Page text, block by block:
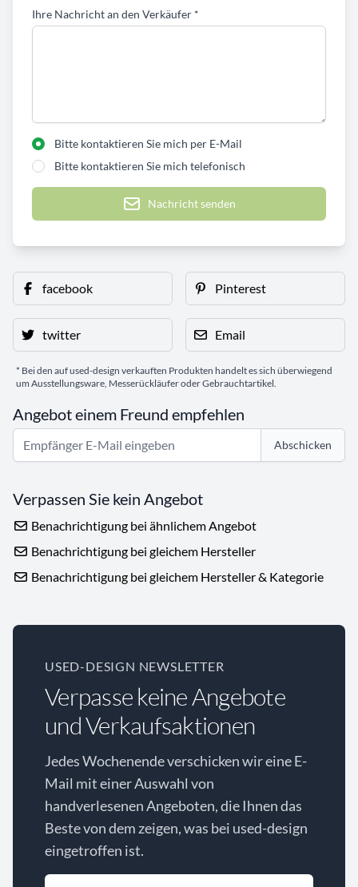
Ihre Nachricht an den Verkäufer *
Bitte kontaktieren Sie mich per E-Mail
Bitte kontaktieren Sie mich telefonisch
Nachricht senden
facebook Pinterest
twitter Email
* Bei den auf used-design verkauften Produkten handelt es sich überwiegend
um Ausstellungsware, Messerückläufer oder Gebrauchtartikel.
Angebot einem Freund empfehlen
Abschicken
Verpassen Sie kein Angebot
Benachrichtigung bei ähnlichem Angebot
Benachrichtigung bei gleichem Hersteller
Benachrichtigung bei gleichem Hersteller & Kategorie
USED-DESIGN NEWSLETTER
Verpasse keine Angebote
und Verkaufsaktionen
Jedes Wochenende verschicken wir eine E-
Mail mit einer Auswahl von
handverlesenen Angeboten, die Ihnen das
Beste von dem zeigen, was bei used-design
eingetroffen ist.